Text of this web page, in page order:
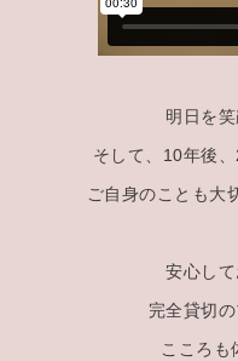
明日を
そして、10年後
ご自身のことも大
安心し
完全貸切
こころも